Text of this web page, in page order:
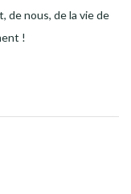
de nous, de la vie de
!